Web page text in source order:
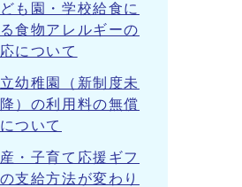
も園・学校給食に
食物アレルギーの
について
幼稚園（新制度未
）の利用料の無償
ついて
・子育て応援ギフ
の支給方法が変わり